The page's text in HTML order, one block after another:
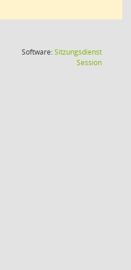
Software:Sitzungsdienst
Session(Wird in